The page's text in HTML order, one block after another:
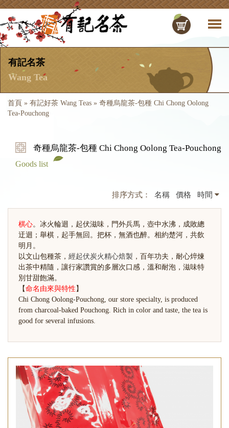
有記名茶
Wang Tea
首頁 » 有記好茶 Wang Teas » 奇種烏龍茶-包種 Chi Chong Oolong
Tea-Pouchong
奇種烏龍茶-包種 Chi Chong Oolong Tea-Pouchong
Goods list
排序方式： 名稱 價格 時間
棋心。冰火輪迴，起伏滋味，門外兵馬，壺中水沸，成敗總
迂迴；舉棋，起手無回。把杯，無酒也醉。相約楚河，共飲
明月。
以文山包種茶， 經起伏炭火精心焙製 ，百年功夫，耐心焠煉
出茶中精隨，讓行家讚賞的多層次口感，溫和耐泡，滋味特
別甘甜飽滿。
【命名由來與特性 】
Chi Chong Oolong-Pouchong, our store specialty, is produced
from charcoal-baked Pouchong. Rich in color and taste, the tea is
good for several infusions.